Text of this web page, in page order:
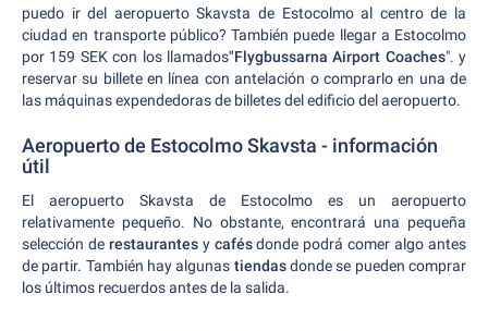
puedo ir del aeropuerto Skavsta de Estocolmo al centro de la
ciudad en transporte público? También puede llegar a Estocolmo
por 159 SEK con los llamados"Flygbussarna Airport Coaches". y
reservar su billete en línea con antelación o comprarlo en una de
las máquinas expendedoras de billetes del edificio del aeropuerto.
Aeropuerto de Estocolmo Skavsta - información
útil
El aeropuerto Skavsta de Estocolmo es un aeropuerto
relativamente pequeño. No obstante, encontrará una pequeña
selección de restaurantes y cafésdonde podrá comer algo antes
de partir. También hay algunas tiendasdonde se pueden comprar
los últimos recuerdos antes de la salida.